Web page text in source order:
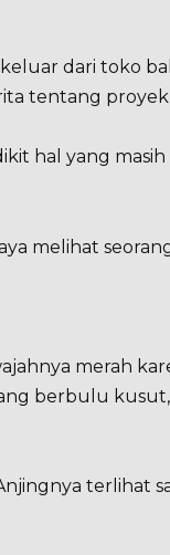
dari toko
tentang proyek
hal yang
melihat
merah
berbulu
terlihat